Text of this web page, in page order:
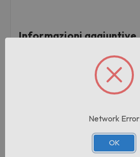
Informazioni aggiuntive
Pezzi per cartone:Network Error
OK